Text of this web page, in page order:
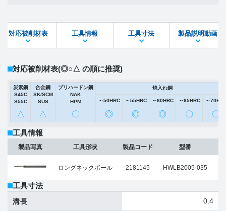
STEPファイル DXFファイル
対応被削材表 工具情報 工具寸法 製品説明動画
対応被削材表(◎○△ の順に推奨)
炭素鋼
S45C
S55C
合金鋼
SK/SCM
SUS
プリハードン鋼
NAK
HPM
焼入れ鋼
～50HRC ～55HRC ～60HRC ～65HRC ～
△ △ 〇 ◎ ◎ ◎ 〇 〇
工具情報
製品写真 工具形状
ロングネックボール
製品コード
2181145
型番
HWLB2005-035
工具寸法
溝長 0.4